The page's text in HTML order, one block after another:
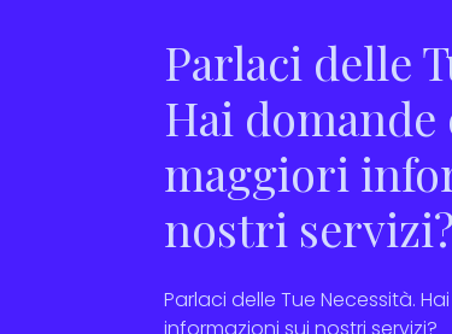
Parlaci delle
Hai
maggiori
nostri servizi?
Parlaci delle Tue Necessità.